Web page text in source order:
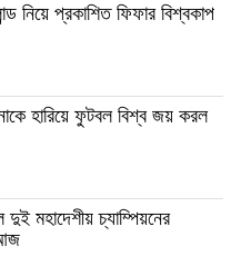
নিয়ে প্রকাশিত ফিফার বিশ্বকাপ
হারিয়ে ফুটবল বিশ্ব জয় করল
দুই মহাদেশীয় চ্যাম্পিয়নের